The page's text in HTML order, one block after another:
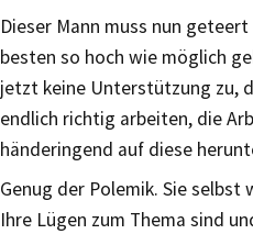
Dieser Mann muss nun
besten so hoch wie möglich
jetzt keine Unterstützung zu,
endlich richtig arbeiten, die
händeringend auf diese
Genug der Polemik. Sie selbst
Ihre Lügen zum Thema sind